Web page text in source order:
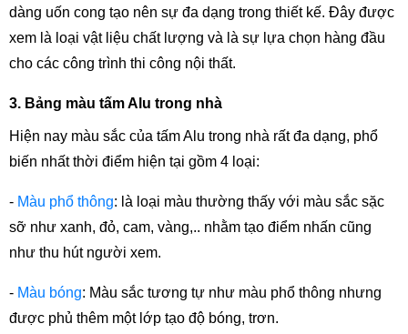
dàng uốn cong tạo nên sự đa dạng trong thiết kế. Đây được
xem là loại vật liệu chất lượng và là sự lựa chọn hàng đầu
cho các công trình thi công nội thất.
3. Bảng màu tấm Alu trong nhà
Hiện nay màu sắc của tấm Alu trong nhà rất đa dạng, phổ
biến nhất thời điểm hiện tại gồm 4 loại:
- Màu phổ thông: là loại màu thường thấy với màu sắc sặc
sỡ như xanh, đỏ, cam, vàng,.. nhằm tạo điểm nhấn cũng
như thu hút người xem.
- Màu bóng: Màu sắc tương tự như màu phổ thông nhưng
được phủ thêm một lớp tạo độ bóng, trơn.